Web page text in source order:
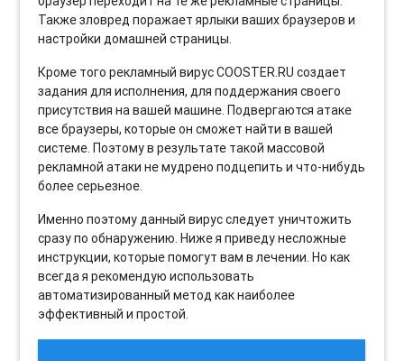
Также зловред поражает ярлыки ваших браузеров и
настройки домашней страницы.
Кроме того рекламный вирус COOSTER.RU создает
задания для исполнения, для поддержания своего
присутствия на вашей машине. Подвергаются атаке
все браузеры, которые он сможет найти в вашей
системе. Поэтому в результате такой массовой
рекламной атаки не мудрено подцепить и что-нибудь
более серьезное.
Именно поэтому данный вирус следует уничтожить
сразу по обнаружению. Ниже я приведу несложные
инструкции, которые помогут вам в лечении. Но как
всегда я рекомендую использовать
автоматизированный метод как наиболее
эффективный и простой.